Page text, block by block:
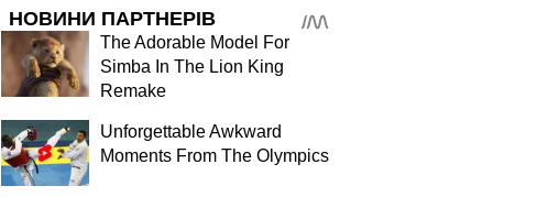
НОВИНИ ПАРТНЕРІВ
The Adorable Model For
Simba In The Lion King
Remake
Unforgettable Awkward
Moments From The Olympics